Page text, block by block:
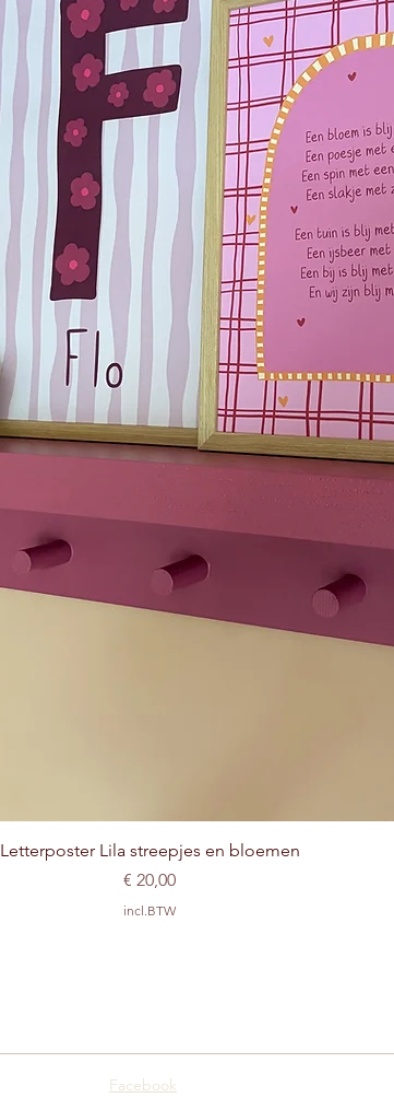
Snel overzicht
Letterposter Lila streepjes en bloemen
Prijs
€ 20,00
incl.BTW
Facebook